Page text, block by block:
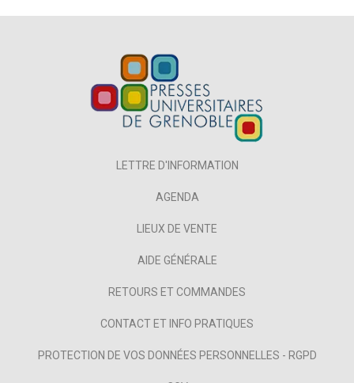
LETTRE D'INFORMATION
AGENDA
LIEUX DE VENTE
AIDE GÉNÉRALE
RETOURS ET COMMANDES
CONTACT ET INFO PRATIQUES
PROTECTION DE VOS DONNÉES PERSONNELLES - RGPD